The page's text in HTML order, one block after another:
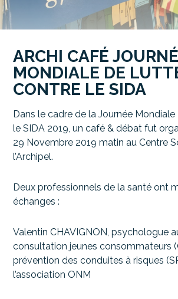
ARCHI CAFÉ
MONDIALE DE
CONTRE LE SIDA
Dans le cadre de la Journée
le SIDA 2019, un café & débat fut
29 Novembre 2019 matin au Centre
l’Archipel.
Deux professionnels de la santé ont
échanges :
Valentin CHAVIGNON, psychologue
consultation jeunes consommateurs
prévention des conduites à risques
l’association ONM